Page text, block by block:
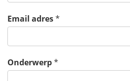
Email adres*
Onderwerp*